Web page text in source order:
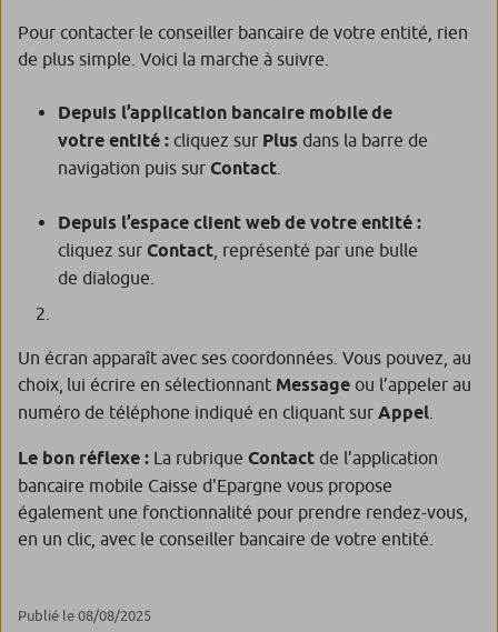
Pour contacter le conseiller bancaire de votre entité, rien
de plus simple. Voici la marche à suivre.
Depuis l’application bancaire mobile de
votre entité : cliquez sur Plus dans la barre de
navigation puis sur Contact
Depuis l’espace client web de votre entité :
cliquez sur Contact , représenté par une bulle
de dialogue.
Un écran apparaît avec ses coordonnées. Vous pouvez, au
choix, lui écrire en sélectionnant Message ou l’appeler au
numéro de téléphone indiqué en cliquant sur Appel
Le bon réflexe : La rubrique Contact de l’application
bancaire mobile Caisse d'Epargne vous propose
également une fonctionnalité pour prendre rendez-vous,
en un clic, avec le conseiller bancaire de votre entité.
Publié le 08/08/2025